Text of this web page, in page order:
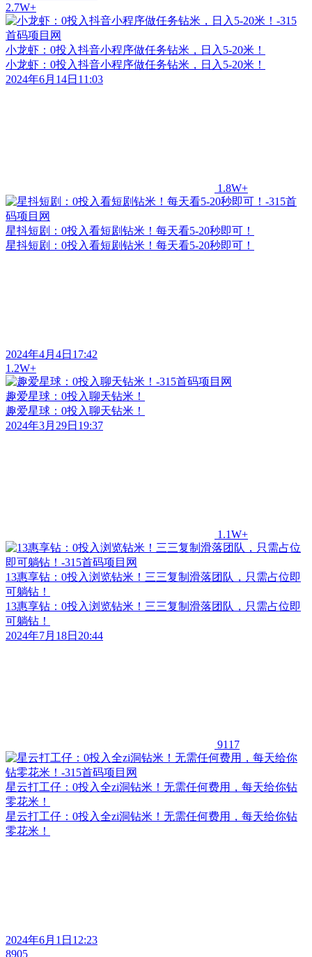
2.7W+
小龙虾：0投入抖音小程序做任务钻米，日入5-20米！
小龙虾：0投入抖音小程序做任务钻米，日入5-20米！
2024年6月14日11:03
1.8W+
星抖短剧：0投入看短剧钻米！每天看5-20秒即可！
星抖短剧：0投入看短剧钻米！每天看5-20秒即可！
2024年4月4日17:42
1.2W+
趣爱星球：0投入聊天钻米！
趣爱星球：0投入聊天钻米！
2024年3月29日19:37
1.1W+
13惠享钻：0投入浏览钻米！三三复制滑落团队，只需占位即
可躺钻！
13惠享钻：0投入浏览钻米！三三复制滑落团队，只需占位即
可躺钻！
2024年7月18日20:44
9117
星云打工仔：0投入全zi洞钻米！无需任何费用，每天给你钻
零花米！
星云打工仔：0投入全zi洞钻米！无需任何费用，每天给你钻
零花米！
2024年6月1日12:23
8905